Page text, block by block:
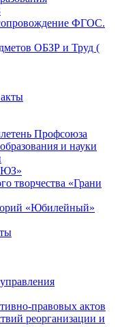
ФГОС.
ОБЗР и Труд (
Профсоюза
и науки
творчества «Грани
«Юбилейный»
правовых актов
реорганизации и